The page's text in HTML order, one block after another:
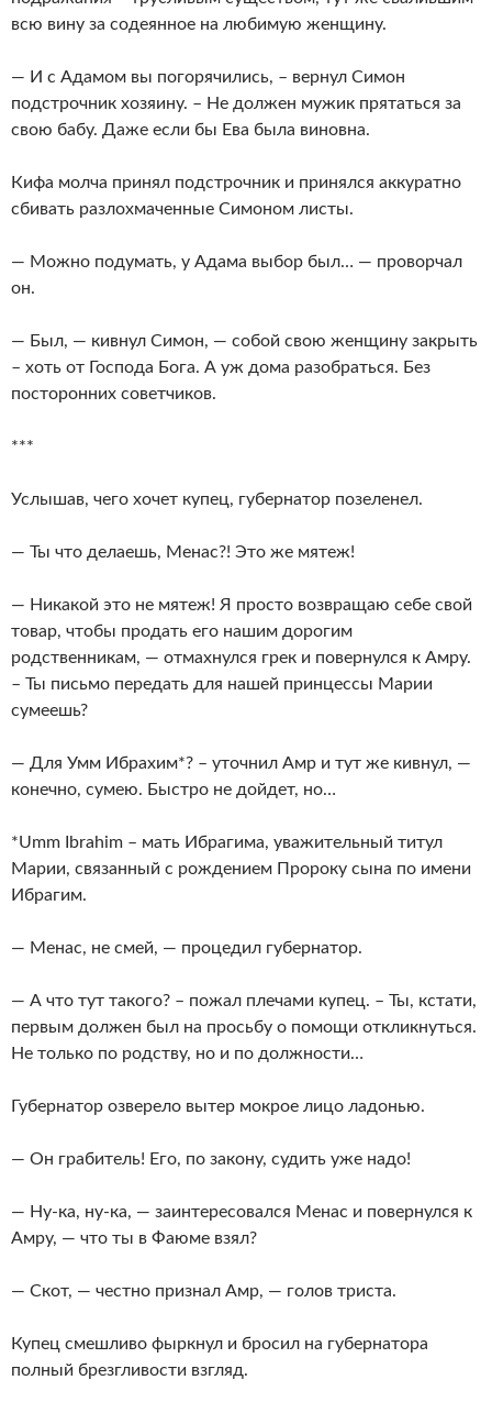
всю вину за содеянное на любимую женщину.
— И с Адамом вы погорячились, – вернул Симон
подстрочник хозяину. – Не должен мужик прятаться за
свою бабу. Даже если бы Ева была виновна.
Кифа молча принял подстрочник и принялся аккуратно
сбивать разлохмаченные Симоном листы.
— Можно подумать, у Адама выбор был… — проворчал
он.
— Был, — кивнул Симон, — собой свою женщину закрыть
– хоть от Господа Бога. А уж дома разобраться. Без
посторонних советчиков.
***
Услышав, чего хочет купец, губернатор позеленел.
— Ты что делаешь, Менас?! Это же мятеж!
— Никакой это не мятеж! Я просто возвращаю себе свой
товар, чтобы продать его нашим дорогим
родственникам, — отмахнулся грек и повернулся к Амру.
– Ты письмо передать для нашей принцессы Марии
сумеешь?
— Для Умм Ибрахим*? – уточнил Амр и тут же кивнул, —
конечно, сумею. Быстро не дойдет, но…
*Umm Ibrahim – мать Ибрагима, уважительный титул
Марии, связанный с рождением Пророку сына по имени
Ибрагим.
— Менас, не смей, — процедил губернатор.
— А что тут такого? – пожал плечами купец. – Ты, кстати,
первым должен был на просьбу о помощи откликнуться.
Не только по родству, но и по должности…
Губернатор озверело вытер мокрое лицо ладонью.
— Он грабитель! Его, по закону, судить уже надо!
— Ну-ка, ну-ка, — заинтересовался Менас и повернулся к
Амру, — что ты в Фаюме взял?
— Скот, — честно признал Амр, — голов триста.
Купец смешливо фыркнул и бросил на губернатора
полный брезгливости взгляд.